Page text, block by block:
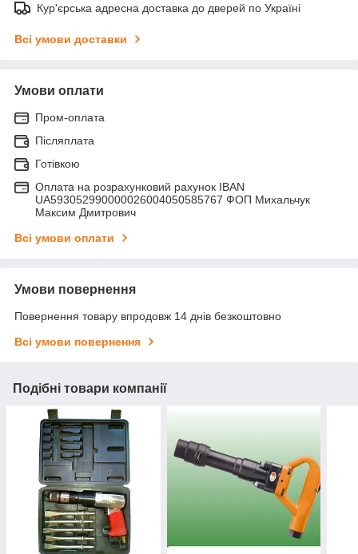
Кур'єрська адресна доставка до дверей по Україні
Всі умови доставки
Умови оплати
Пром-оплата
Післяплата
Готівкою
Оплата на розрахунковий рахунок IBAN
UA593052990000026004050585767 ФОП Михальчук
Максим Дмитрович
Всі умови оплати
Умови повернення
Повернення товару впродовж 14 днів безкоштовно
Всі умови повернення
Подібні товари компанії